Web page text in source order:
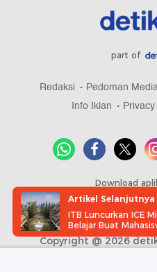
part of
Redaksi Pedoman
Info Iklan
Download
Copyright @ 2026
Artikel Selanjutnya
ITB Luncurkan ICE
Belajar Buat